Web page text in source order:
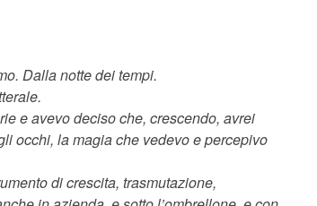
Dalla notte dei tempi.
e avevo deciso che, crescendo, avrei
occhi, la magia che vedevo e percepivo
di crescita, trasmutazione,